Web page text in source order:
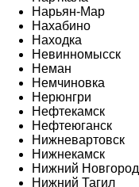
Нарьян-Мар
Нахабино
Находка
Невинномысск
Неман
Немчиновка
Нерюнгри
Нефтекамск
Нефтеюганск
Нижневартовск
Нижнекамск
Нижний Новгород
Нижний Тагил